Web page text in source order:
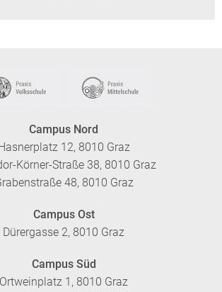
Campus Nord
12, 8010 Graz
Körner-Straße 38, 8010 Graz
48, 8010 Graz
Campus Ost
Dürergasse 2, 8010 Graz
Campus Süd
Ortweinplatz 1, 8010 Graz